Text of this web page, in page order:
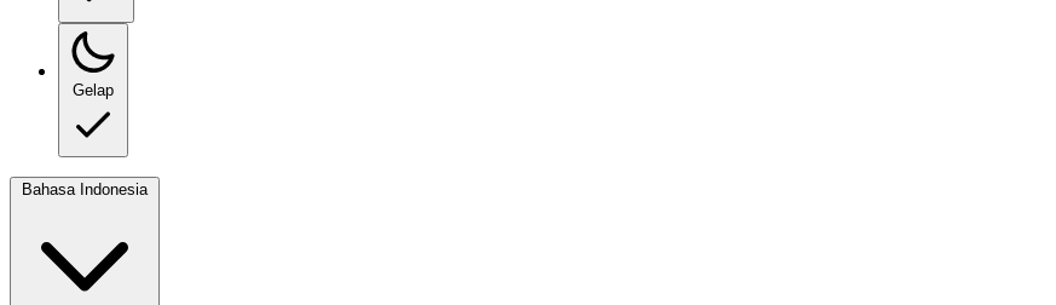
Gelap
Bahasa Indonesia